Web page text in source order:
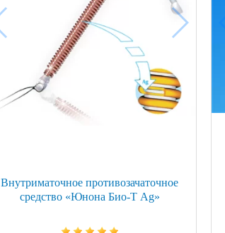
Внутриматочное противозачаточное
средство «Юнона Био-Т Ag»